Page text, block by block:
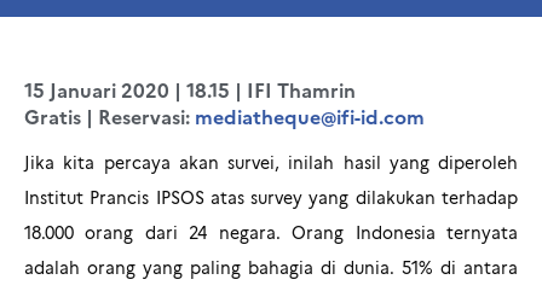
15 Januari 2020 | 18.15 | IFI Thamrin
Gratis | Reservasi: mediatheque@ifi-id.com
Jika kita percaya akan survei, inilah hasil yang diperoleh
Institut Prancis IPSOS atas survey yang dilakukan terhadap
18.000 orang dari 24 negara. Orang Indonesia ternyata
adalah orang yang paling bahagia di dunia. 51% di antara